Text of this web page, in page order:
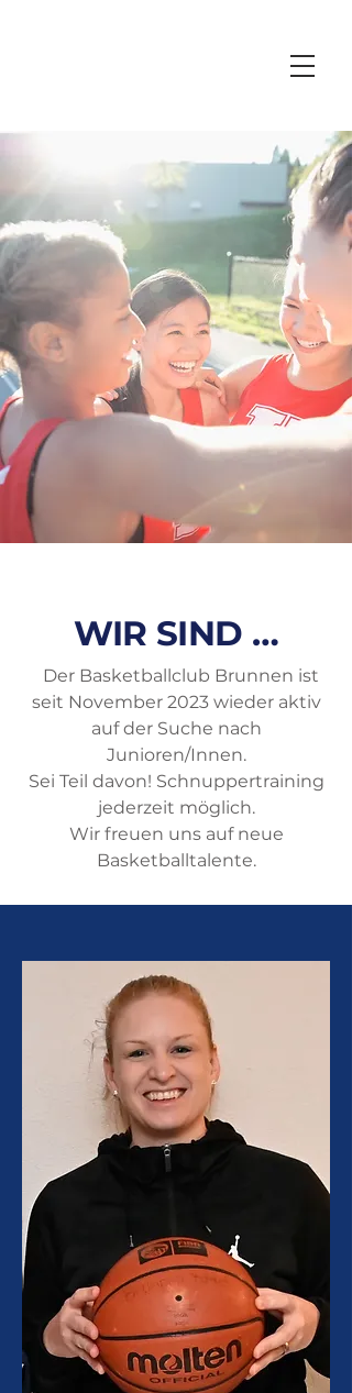
WIR SIND …
Der Basketballclub Brunnen ist
seit November 2023 wieder aktiv
auf der Suche nach
Junioren/Innen.
Sei Teil davon! Schnuppertraining
jederzeit möglich.
Wir freuen uns auf neue
Basketballtalente.